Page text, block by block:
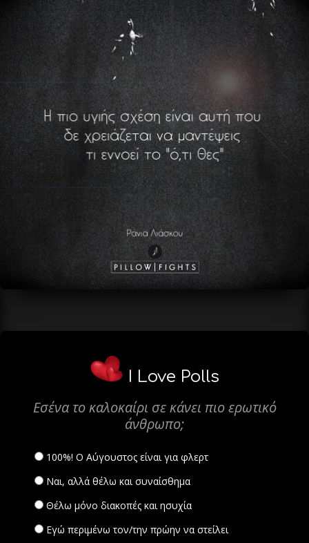
I Love Polls
Εσένα το καλοκαίρι σε κάνει πιο ερωτικό
άνθρωπο;
100%! Ο Αύγουστος είναι για φλερτ
Ναι, αλλά θέλω και συναίσθημα
Θέλω μόνο διακοπές και ησυχία
Εγώ περιμένω τον/την πρώην να στείλει